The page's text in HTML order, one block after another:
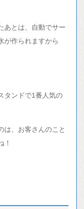
あとは、自動でサー
が作られますから
タンドで1番人気の
は、お客さんのこと
！